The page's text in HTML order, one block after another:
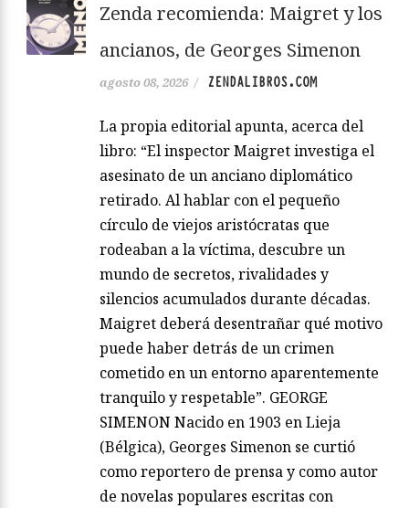
Zenda recomienda: Maigret y los
ancianos, de Georges Simenon
agosto 08, 2026 / ZENDALIBROS.COM
La propia editorial apunta, acerca del
libro: “El inspector Maigret investiga el
asesinato de un anciano diplomático
retirado. Al hablar con el pequeño
círculo de viejos aristócratas que
rodeaban a la víctima, descubre un
mundo de secretos, rivalidades y
silencios acumulados durante décadas.
Maigret deberá desentrañar qué motivo
puede haber detrás de un crimen
cometido en un entorno aparentemente
tranquilo y respetable”. GEORGE
SIMENON Nacido en 1903 en Lieja
(Bélgica), Georges Simenon se curtió
como reportero de prensa y como autor
de novelas populares escritas con